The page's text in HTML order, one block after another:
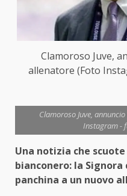
Clamoroso Juve,
allenatore (Foto
Clamoroso Juve,
Instagram -
Una notizia che
bianconero: la
panchina a un nuovo